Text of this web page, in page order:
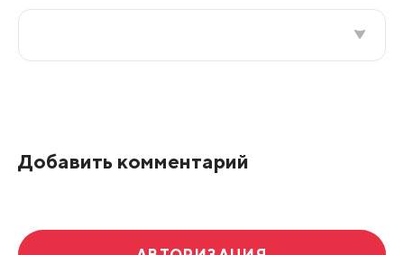
Добавить комментарий